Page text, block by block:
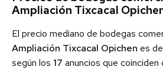
Ampliación Tixcacal
El precio mediano de bodegas
Ampliación Tixcacal Opichen es de
según los 17 anuncios que coinciden